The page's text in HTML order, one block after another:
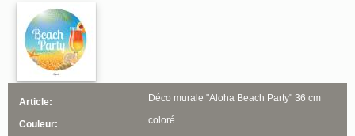
Article: Déco murale "Aloha Beach Party" 36 cm
Couleur: coloré